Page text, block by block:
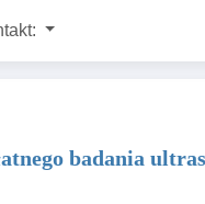
badania